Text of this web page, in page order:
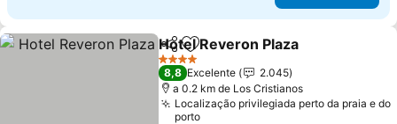
PartilharAdicionar aos favoritos
Hotel Reveron Plaza
4 Estrelas
8,8 Excelente
2.045
a 0.2 km de Los Cristianos
Localização privilegiada perto da praia e do
porto